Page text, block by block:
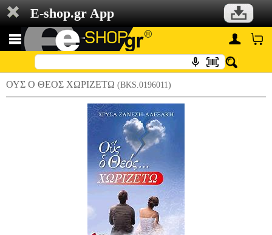
E-shop.gr App
ΟΥΣ Ο ΘΕΟΣ ΧΩΡΙΖΕΤΩ (BKS.0196011)